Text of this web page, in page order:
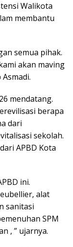
Walikota
membantu
semua pihak.
akan maving
mendatang.
berapa
dari
sekolah.
APBD Kota
ini.
alat
sanitasi
SPM
, ” ujarnya.